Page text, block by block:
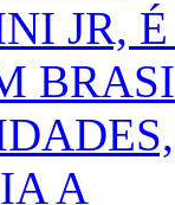
JR,